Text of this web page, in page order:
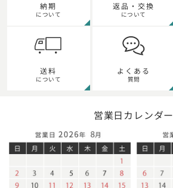
納期
について
返品・交換
について
送料
について
よくある
質問
営業日カレンダー